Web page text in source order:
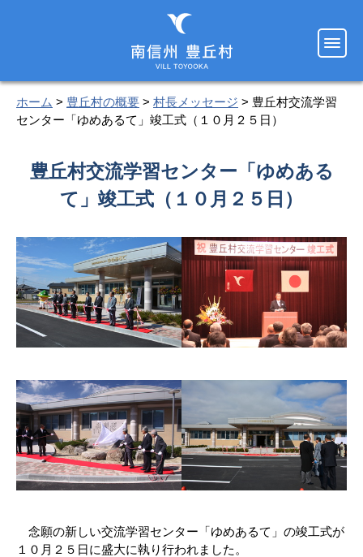
ホーム > 豊丘村の概要 > 村長メッセージ > 豊丘村交流学習
センター「ゆめあるて」竣工式（１０月２５日）
豊丘村交流学習センター「ゆめある
て」竣工式（１０月２５日）
念願の新しい交流学習センター「ゆめあるて」の竣工式が
１０月２５日に盛大に執り行われました。